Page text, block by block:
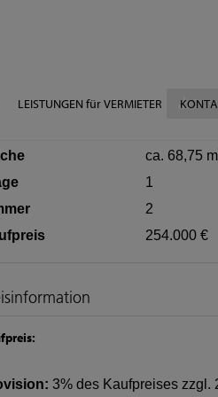
LEISTUNGEN für VERMIETER
ca. 68,75 m
1
2
254.000 €
3% des Kaufpreises zzgl.